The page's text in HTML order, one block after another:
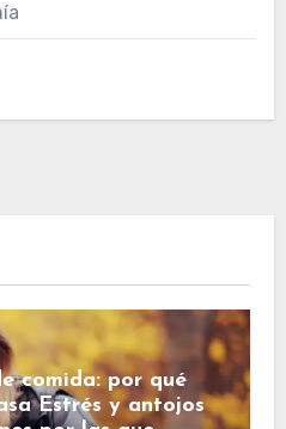
comida: por qué
Estrés y antojos